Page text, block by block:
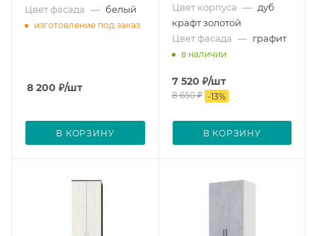
Цвет фасада — белый
изготовление под заказ
8 200 ₽/шт
В КОРЗИНУ
Цвет корпуса — дуб
крафт золотой
Цвет фасада — графит
в наличии
7 520 ₽/шт
8 650₽ -13%
В КОРЗИНУ